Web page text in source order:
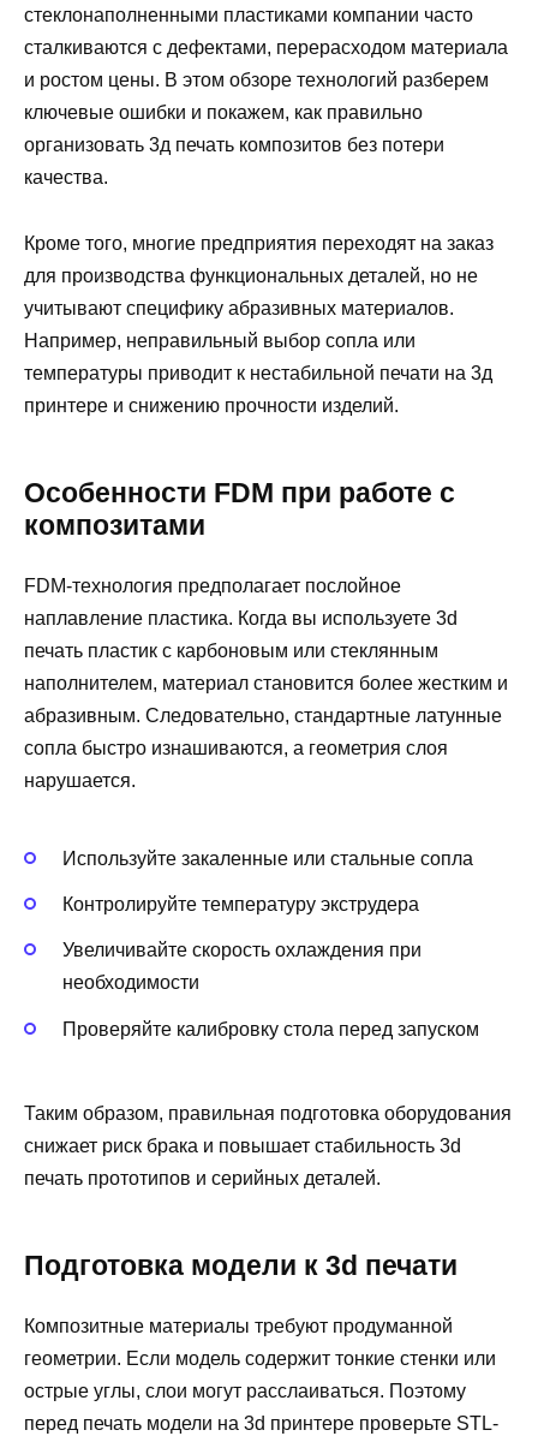
стеклонаполненными пластиками компании часто
сталкиваются с дефектами, перерасходом материала
и ростом цены. В этом обзоре технологий разберем
ключевые ошибки и покажем, как правильно
организовать 3д печать композитов без потери
качества.
Кроме того, многие предприятия переходят на заказ
для производства функциональных деталей, но не
учитывают специфику абразивных материалов.
Например, неправильный выбор сопла или
температуры приводит к нестабильной печати на 3д
принтере и снижению прочности изделий.
Особенности FDM при работе с
композитами
FDM-технология предполагает послойное
наплавление пластика. Когда вы используете 3d
печать пластик с карбоновым или стеклянным
наполнителем, материал становится более жестким и
абразивным. Следовательно, стандартные латунные
сопла быстро изнашиваются, а геометрия слоя
нарушается.
Используйте закаленные или стальные сопла
Контролируйте температуру экструдера
Увеличивайте скорость охлаждения при
необходимости
Проверяйте калибровку стола перед запуском
Таким образом, правильная подготовка оборудования
снижает риск брака и повышает стабильность 3d
печать прототипов и серийных деталей.
Подготовка модели к 3d печати
Композитные материалы требуют продуманной
геометрии. Если модель содержит тонкие стенки или
острые углы, слои могут расслаиваться. Поэтому
перед печать модели на 3d принтере проверьте STL-